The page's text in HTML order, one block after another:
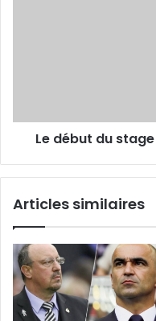
novembre
Le début du
Articles similaires